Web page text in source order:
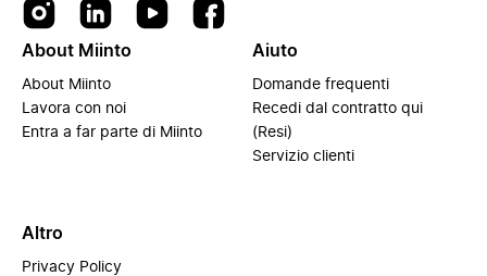
About Miinto
About Miinto
Lavora con noi
Entra a far parte di Miinto
Aiuto
Domande frequenti
Recedi dal contratto qui
(Resi)
Servizio clienti
Altro
Privacy Policy